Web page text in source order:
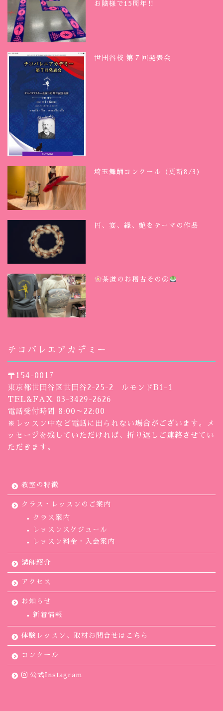
お陰様で15周年‼︎
世田谷校 第７回発表会
埼玉舞踊コンクール（更新8/3）
円、宴、縁、艶をテーマの作品
茶道のお稽古その②
チコバレエアカデミー
〒154-0017
東京都世田谷区世田谷2-25-2 ルモンドB1-1
TEL&FAX 03-3429-2626
電話受付時間 8:00～22:00
※レッスン中など電話に出られない場合がございます。メ
ッセージを残していただければ、折り返しご連絡させてい
ただきます。
教室の特徴
クラス・レッスンのご案内
クラス案内
レッスンスケジュール
レッスン料金・入会案内
講師紹介
アクセス
お知らせ
新着情報
体験レッスン、取材お問合せはこちら
コンクール
公式Instagram